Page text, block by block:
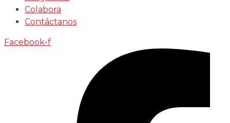
Colabora
Contáctanos
Facebook-f